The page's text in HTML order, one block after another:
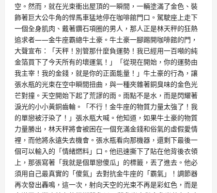
空。然而，就在光束衝出屋頂的一瞬間，一輛塗滿了金色、裝
飾著巨大公牛角的悍馬車猛地停在咖啡館門口。駕駛座上走下
一個全身肌肉、戴著鑽石項圈的男人，那人正是林天秤的狂熱
追求者——金牛座霸總牛土豪。牛土豪一腳踢開咖啡館的門，
大聲宣布：「天秤！別管那什麼負運勢！我已經用一百噸的純
金箔買下了今天所有的壞運氣！」「從現在開始，你的運勢由
我主宰！我的金錢，就是你的正面能量！」牛土豪的行為，讓
張水瓶的光束在空中瞬間扭曲，與一種夾雜著銅臭味的金色光
芒對撞。天空開始下起了荒謬的雨。雨點不是水，而是閃耀著
淚光的小小黃銅齒輪。「不行！金牛座的物質力量太強了！我
的單戀被汙染了！」張水瓶大喊。他知道，如果牛土豪的物質
力量勝出，林天秤將會被困在一個充滿金錢和俗氣的虛假愛情
裡，而他將永遠失去機會。張水瓶看向那機器，還剩下最後一
個可以輸入的「情緒燃料」口。他迅速撕下了貼在他背後衣領
上，那張寫著「我就是個單戀傻瓜」的標籤，丟了進去。他必
須用自己最真實的「傻氣」去對抗金牛座的「霸氣」！調節器
再次發出轟鳴，這一次，射向天空的光束不再是彩虹色，而是